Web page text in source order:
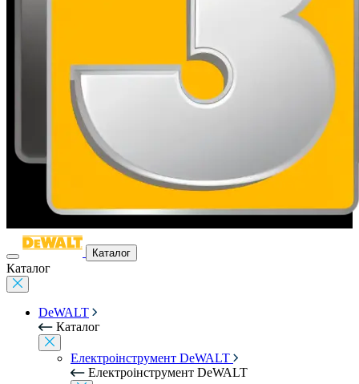
Каталог
Каталог
DeWALT
Каталог
Електроінструмент DeWALT
Електроінструмент DeWALT